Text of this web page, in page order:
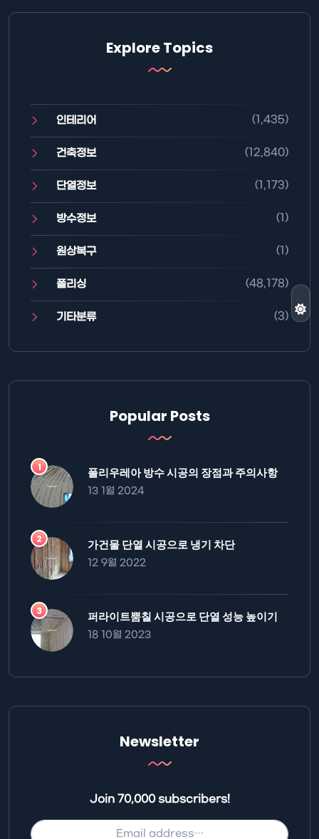
Explore Topics
인테리어 (1,435)
건축정보 (12,840)
단열정보 (1,173)
방수정보 (1)
원상복구 (1)
폴리싱 (48,178)
기타분류 (3)
Popular Posts
폴리우레아 방수 시공의 장점과 주의사항
13 1월 2024
가건물 단열 시공으로 냉기 차단
12 9월 2022
퍼라이트뿜칠 시공으로 단열 성능 높이기
18 10월 2023
Newsletter
Join 70,000 subscribers!